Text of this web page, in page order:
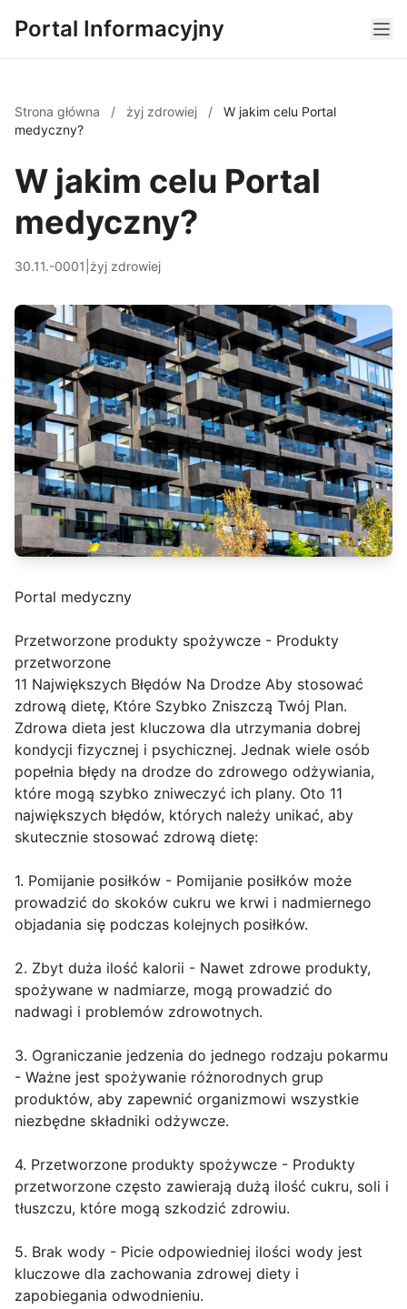
Portal Informacyjny
Strona główna / żyj zdrowiej /
W jakim celu Portal
medyczny?
W jakim celu Portal
medyczny?
30.11.-0001 żyj zdrowiej
Portal medyczny
Przetworzone produkty spożywcze - Produkty
przetworzone
11 Największych Błędów Na Drodze Aby stosować
zdrową dietę, Które Szybko Zniszczą Twój Plan.
Zdrowa dieta jest kluczowa dla utrzymania dobrej
kondycji fizycznej i psychicznej. Jednak wiele osób
popełnia błędy na drodze do zdrowego odżywiania,
które mogą szybko zniweczyć ich plany. Oto 11
największych błędów, których należy unikać, aby
skutecznie stosować zdrową dietę:
1. Pomijanie posiłków - Pomijanie posiłków może
prowadzić do skoków cukru we krwi i nadmiernego
objadania się podczas kolejnych posiłków.
2. Zbyt duża ilość kalorii - Nawet zdrowe produkty,
spożywane w nadmiarze, mogą prowadzić do
nadwagi i problemów zdrowotnych.
3. Ograniczanie jedzenia do jednego rodzaju pokarmu
- Ważne jest spożywanie różnorodnych grup
produktów, aby zapewnić organizmowi wszystkie
niezbędne składniki odżywcze.
4. Przetworzone produkty spożywcze - Produkty
przetworzone często zawierają dużą ilość cukru, soli i
tłuszczu, które mogą szkodzić zdrowiu.
5. Brak wody - Picie odpowiedniej ilości wody jest
kluczowe dla zachowania zdrowej diety i
zapobiegania odwodnieniu.